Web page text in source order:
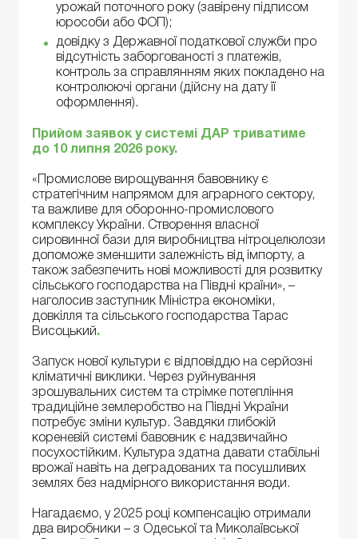
урожай поточного року (завірену підписом
юрособи або ФОП);
довідку з Державної податкової служби про
відсутність заборгованості з платежів,
контроль за справлянням яких покладено на
контролюючі органи (дійсну на дату її
оформлення).
Прийом заявок у системі ДАР триватиме
до 10 липня 2026 року.
«Промислове вирощування бавовнику є
стратегічним напрямом для аграрного сектору,
та важливе для оборонно-промислового
комплексу України. Створення власної
сировинної бази для виробництва нітроцелюлози
допоможе зменшити залежність від імпорту, а
також забезпечить нові можливості для розвитку
сільського господарства на Півдні країни», –
наголосив заступник Міністра економіки,
довкілля та сільського господарства Тарас
Висоцький.
Запуск нової культури є відповіддю на серйозні
кліматичні виклики. Через руйнування
зрошувальних систем та стрімке потепління
традиційне землеробство на Півдні України
потребує зміни культур. Завдяки глибокій
кореневій системі бавовник є надзвичайно
посухостійким. Культура здатна давати стабільні
врожаї навіть на деградованих та посушливих
землях без надмірного використання води.
Нагадаємо, у 2025 році компенсацію отримали
два виробники – з Одеської та Миколаївської